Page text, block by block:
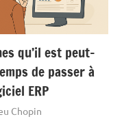
qu’il est peut-
de passer à
ERP
Chopin